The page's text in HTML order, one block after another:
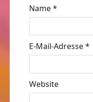
o
n
Name*
E-Mail-Adresse*
Website